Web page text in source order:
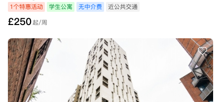
1个特惠活动 学生公寓 无中介费 近公共交通
£250起/周